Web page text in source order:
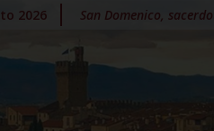
2026 San Domenico,